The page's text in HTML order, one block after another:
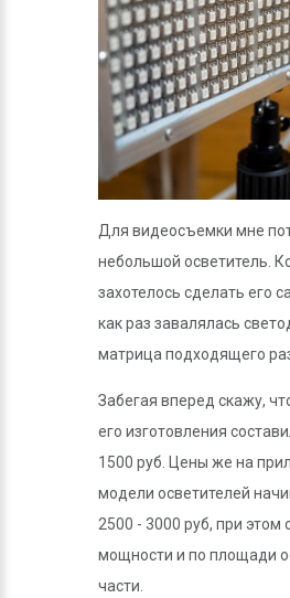
Для видеосъемки мне
небольшой осветитель.
захотелось сделать его
как раз завалялась
матрица подходящего
Забегая вперед скажу,
его изготовления
1500 руб. Цены же на
модели осветителей
2500 - 3000 руб, при
мощности и по площади
части.